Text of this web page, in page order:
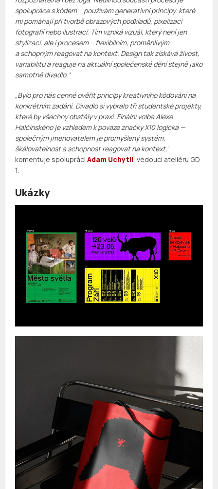
spolupráce s kódem – používám generativní principy, které
mi pomáhají při tvorbě obrazových podkladů, pixelizací
fotografií nebo ilustrací. Tím vzniká vizuál, který není jen
stylizací, ale i procesem – flexibilním, proměnlivým
a schopným reagovat na kontext. Design tak získává živost,
variabilitu a reaguje na aktuální společenské dění stejně jako
samotné divadlo. “
Bylo pro nás cenné ověřit principy kreativního kódování na
konkrétním zadání. Divadlo si vybralo tři studentské projekty,
které by všechny obstály v praxi. Finální volba Alexe
Halčinského je vzhledem k povaze značky X10 logická —
společným jmenovatelem je promyšlený systém,
škálovatelnost a schopnost reagovat na kontext,“
komentuje spolupráciAdam Uchytil , vedoucí ateliéru GD
1.
Ukázky